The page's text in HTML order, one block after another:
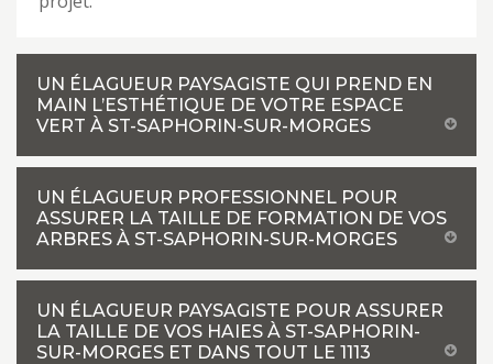
UN ÉLAGUEUR PAYSAGISTE QUI PREND EN
MAIN L’ESTHÉTIQUE DE VOTRE ESPACE
VERT À ST-SAPHORIN-SUR-MORGES
UN ÉLAGUEUR PROFESSIONNEL POUR
ASSURER LA TAILLE DE FORMATION DE VOS
ARBRES À ST-SAPHORIN-SUR-MORGES
UN ÉLAGUEUR PAYSAGISTE POUR ASSURER
LA TAILLE DE VOS HAIES À ST-SAPHORIN-
SUR-MORGES ET DANS TOUT LE 1113